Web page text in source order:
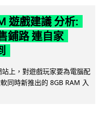
遊戲建議 分析:
鋪路 連自家
上，對遊戲玩家要為電腦配
同時新推出的 8GB RAM 入